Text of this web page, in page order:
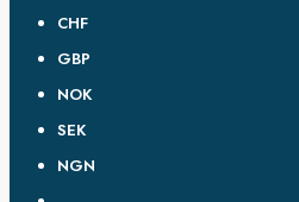
CHF
GBP
NOK
SEK
NGN